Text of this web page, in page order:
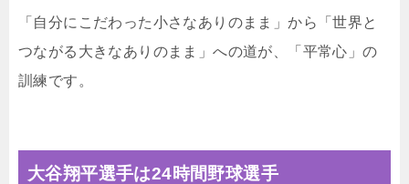
「自分にこだわった小さなありのまま」から「世界と
つながる大きなありのまま」への道が、「平常心」の
訓練です。
大谷翔平選手は24時間野球選手